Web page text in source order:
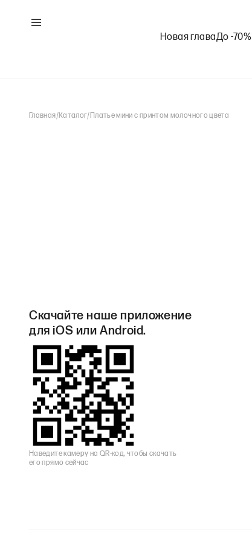
Новая главаДо -70%
Главная/Каталог/ Платье мини с принтом молочного цвета
Скачайте наше приложение
для iOS или Android.
Наведите камеру на QR-код, чтобы скачать
его прямо сейчас